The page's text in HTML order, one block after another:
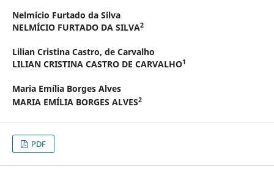
Nelmício Furtado da Silva
NELMÍCIO FURTADO DA SILVA2
Lilian Cristina Castro, de Carvalho
LILIAN CRISTINA CASTRO DE CARVALHO1
Maria Emília Borges Alves
MARIA EMÍLIA BORGES ALVES2
PDF